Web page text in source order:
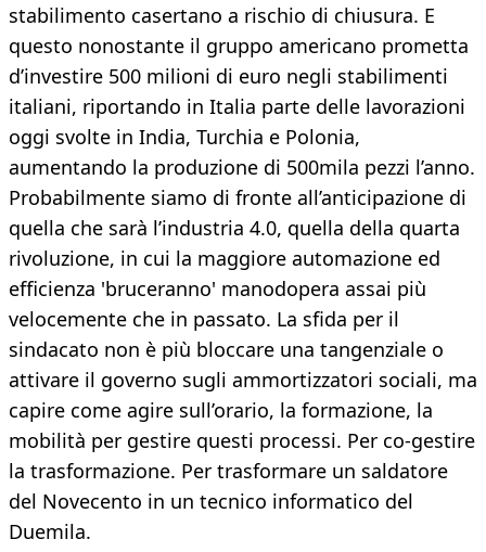
stabilimento casertano a rischio di chiusura. E
questo nonostante il gruppo americano prometta
d’investire 500 milioni di euro negli stabilimenti
italiani, riportando in Italia parte delle lavorazioni
oggi svolte in India, Turchia e Polonia,
aumentando la produzione di 500mila pezzi l’anno.
Probabilmente siamo di fronte all’anticipazione di
quella che sarà l’industria 4.0, quella della quarta
rivoluzione, in cui la maggiore automazione ed
efficienza 'bruceranno' manodopera assai più
velocemente che in passato. La sfida per il
sindacato non è più bloccare una tangenziale o
attivare il governo sugli ammortizzatori sociali, ma
capire come agire sull’orario, la formazione, la
mobilità per gestire questi processi. Per co-gestire
la trasformazione. Per trasformare un saldatore
del Novecento in un tecnico informatico del
Duemila.